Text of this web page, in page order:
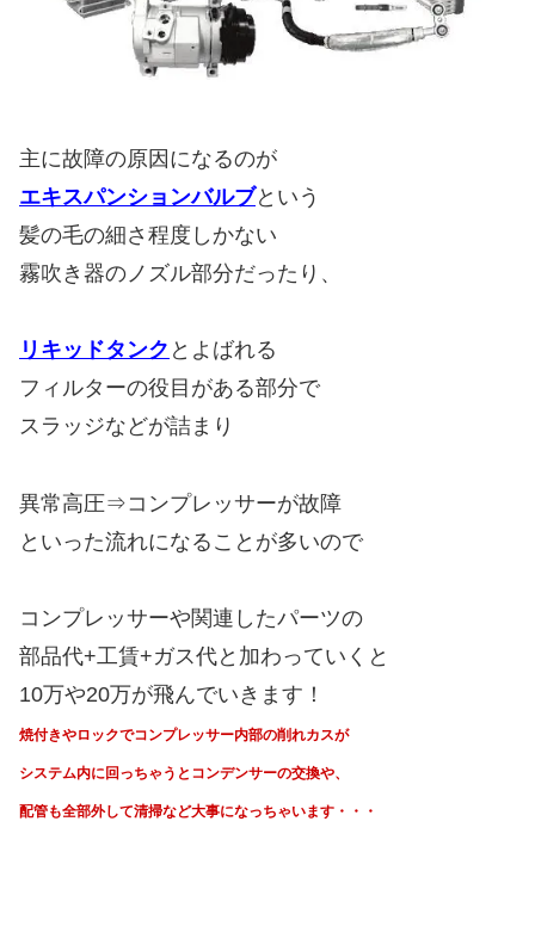
主に故障の原因になるのが
エキスパンションバルブという
髪の毛の細さ程度しかない
霧吹き器のノズル部分だったり、
リキッドタンク とよばれる
フィルターの役目がある部分で
スラッジなどが詰まり
異常高圧⇒コンプレッサーが故障
といった流れになることが多いので
コンプレッサーや関連したパーツの
部品代+工賃+ガス代と加わっていくと
10万や20万が飛んでいきます！
焼付きやロックでコンプレッサー内部の削れカスが
システム内に回っちゃうと コンデンサーの交換や、
配管も全部外して清掃など大事になっちゃいます・・・